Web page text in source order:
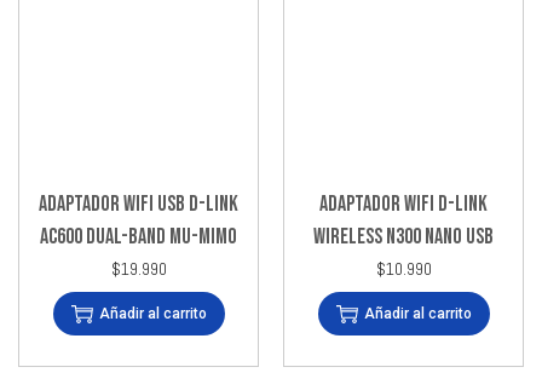
ADAPTADOR WIFI USB D-LINK
AC600 DUAL-BAND MU-MIMO
$19.990
Añadir al carrito
ADAPTADOR WIFI D-LINK
WIRELESS N300 NANO USB
$10.990
Añadir al carrito